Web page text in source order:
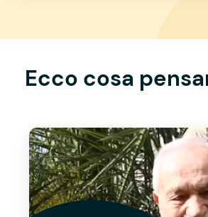
Ecco cosa